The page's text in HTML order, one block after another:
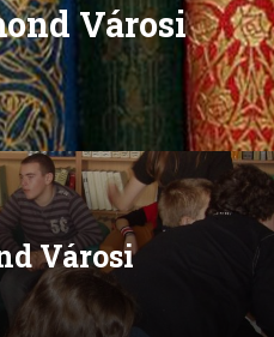
Városi
Városi